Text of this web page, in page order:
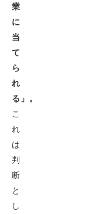
業
に
当
て
ら
れ
る」。
こ
れ
は
判
断
と
し